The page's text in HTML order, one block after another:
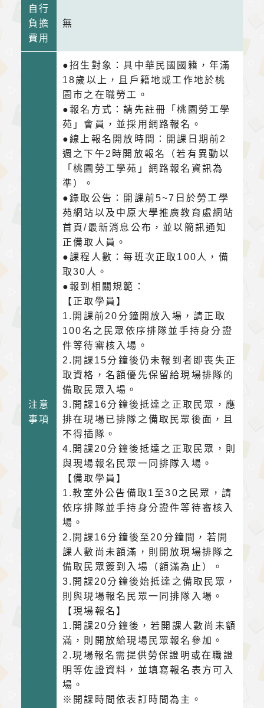
自行
負擔
費用
無
注意
事項
●招生對象：具中華民國國籍，年滿
18歲以上，且戶籍地或工作地於桃
園市之在職勞工。
●報名方式：請先註冊「桃園勞工學
苑」會員，並採用網路報名。
●線上報名開放時間：開課日期前2
週之下午2時開放報名（若有異動以
「桃園勞工學苑」網路報名資訊為
準）。
●錄取公告：開課前5~7日於勞工學
苑網站以及中原大學推廣教育處網站
首頁/最新消息公布，並以簡訊通知
正備取人員。
●課程人數：每班次正取100人，備
取30人。
●報到相關規範：
【正取學員】
1.開課前20分鐘開放入場，請正取
100名之民眾依序排隊並手持身分證
件等待審核入場。
2.開課15分鐘後仍未報到者即喪失正
取資格，名額優先保留給現場排隊的
備取民眾入場。
3.開課16分鐘後抵達之正取民眾，應
排在現場已排隊之備取民眾後面，且
不得插隊。
4.開課20分鐘後抵達之正取民眾，則
與現場報名民眾一同排隊入場。
【備取學員】
1.教室外公告備取1至30之民眾，請
依序排隊並手持身分證件等待審核入
場。
2.開課16分鐘後至20分鐘間，若開
課人數尚未額滿，則開放現場排隊之
備取民眾簽到入場（額滿為止）。
3.開課20分鐘後始抵達之備取民眾，
則與現場報名民眾一同排隊入場。
【現場報名】
1.開課20分鐘後，若開課人數尚未額
滿，則開放給現場民眾報名參加。
2.現場報名需提供勞保證明或在職證
明等佐證資料，並填寫報名表方可入
場。
※開課時間依表訂時間為主。